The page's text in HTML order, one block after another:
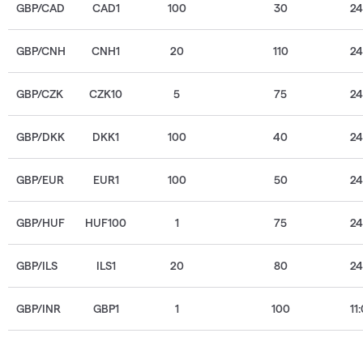
GBP/CAD CAD1 100 30
GBP/CNH CNH1 20 110
GBP/CZK CZK10 5 75
GBP/DKK DKK1 100 40
GBP/EUR EUR1 100 50
GBP/HUF HUF100 1 75
GBP/ILS ILS1 20 80
GBP/INR GBP1 1 100